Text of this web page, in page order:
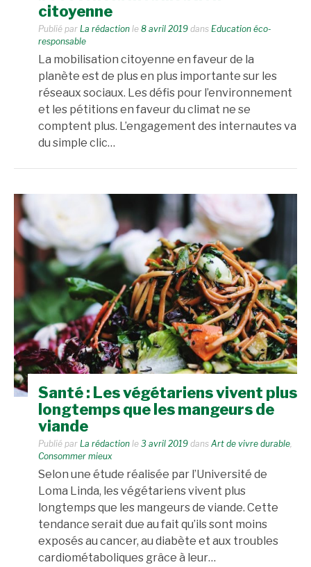
citoyenne
Publié par La rédaction le 8 avril 2019 dans Education éco-
responsable
La mobilisation citoyenne en faveur de la
planète est de plus en plus importante sur les
réseaux sociaux. Les défis pour l’environnement
et les pétitions en faveur du climat ne se
comptent plus. L’engagement des internautes va
du simple clic…
Santé : Les végétariens vivent plus
longtemps que les mangeurs de
viande
Publié par La rédaction le 3 avril 2019 dans Art de vivre durable
Consommer mieux
Selon une étude réalisée par l’Université de
Loma Linda, les végétariens vivent plus
longtemps que les mangeurs de viande. Cette
tendance serait due au fait qu’ils sont moins
exposés au cancer, au diabète et aux troubles
cardiométaboliques grâce à leur…